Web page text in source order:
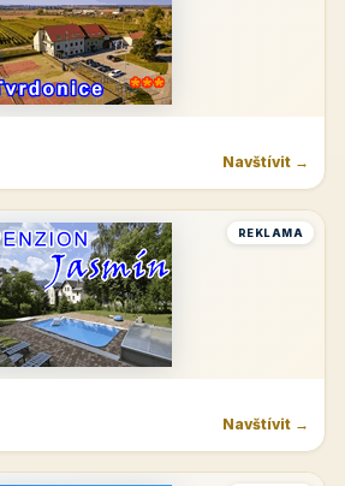
Navštívit →
REKLAMA
Navštívit →